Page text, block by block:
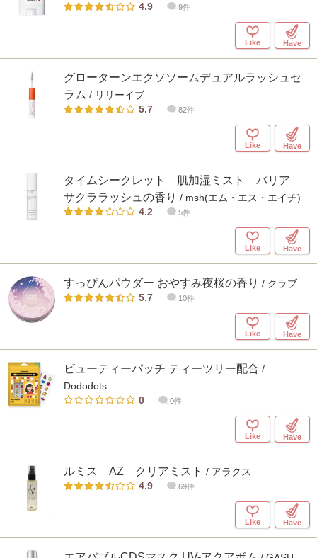
4.9
9件
Like Have
グローターンエクソソームデュアルラッシュセ
ラム / リリーイブ
5.7
82件
Like Have
タイムシークレット 肌加湿ミスト バリア
サクララッシュの香り / msh(エム・エス・エイチ)
4.2
5件
Like Have
すっぴんパウダー おやすみ夜桜の香り / クラブ
5.7
10件
Like Have
ビューティーパッチ ティーツリー配合 /
Dododots
0
0件
Like Have
ルミス AZ クリアミスト / アラクス
4.9
69件
Like Have